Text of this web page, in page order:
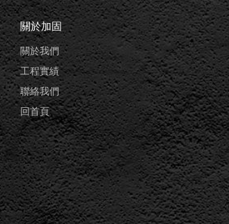
關於加固
關於我們
工程實績
聯絡我們
回首頁